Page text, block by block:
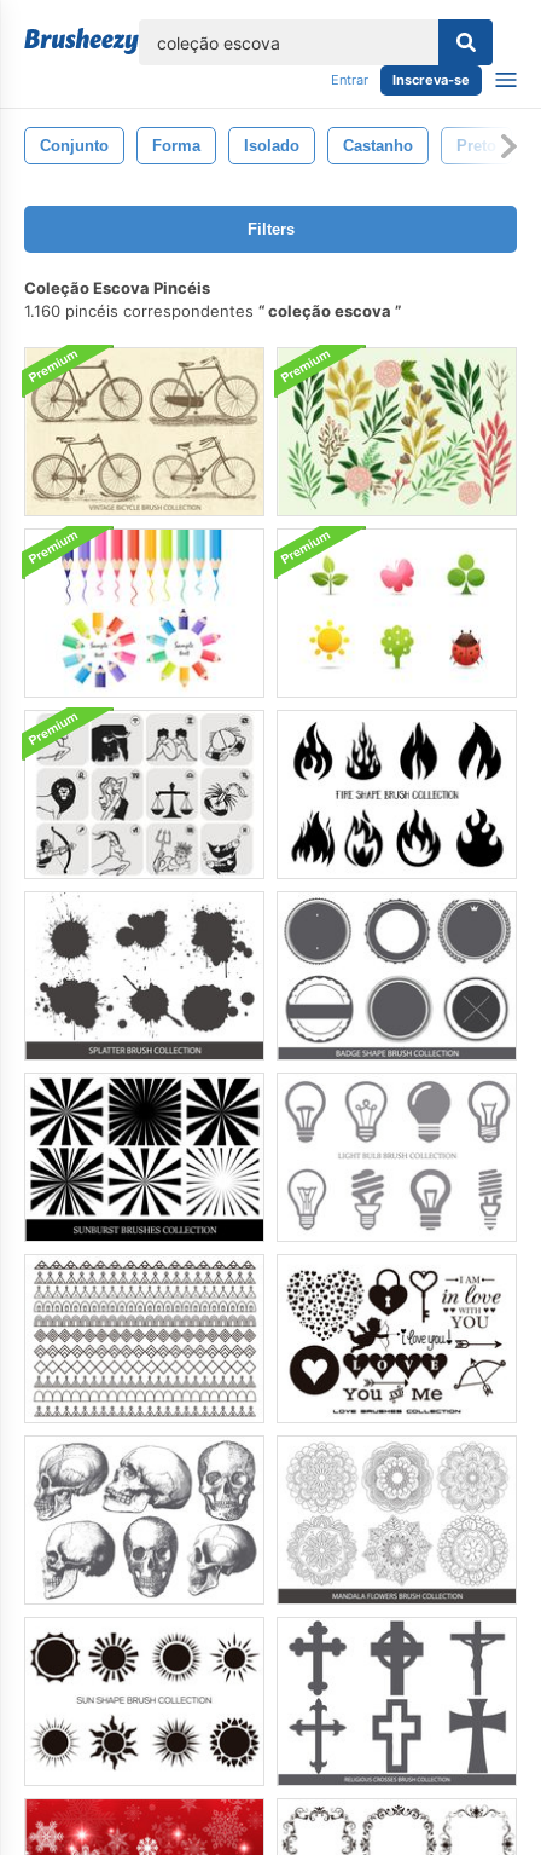
Entrar Inscreva-se
Conjunto Forma Isolado Castanho Preto
Filters
Coleção Escova Pincéis
1.160 pincéis correspondentes
coleção escova